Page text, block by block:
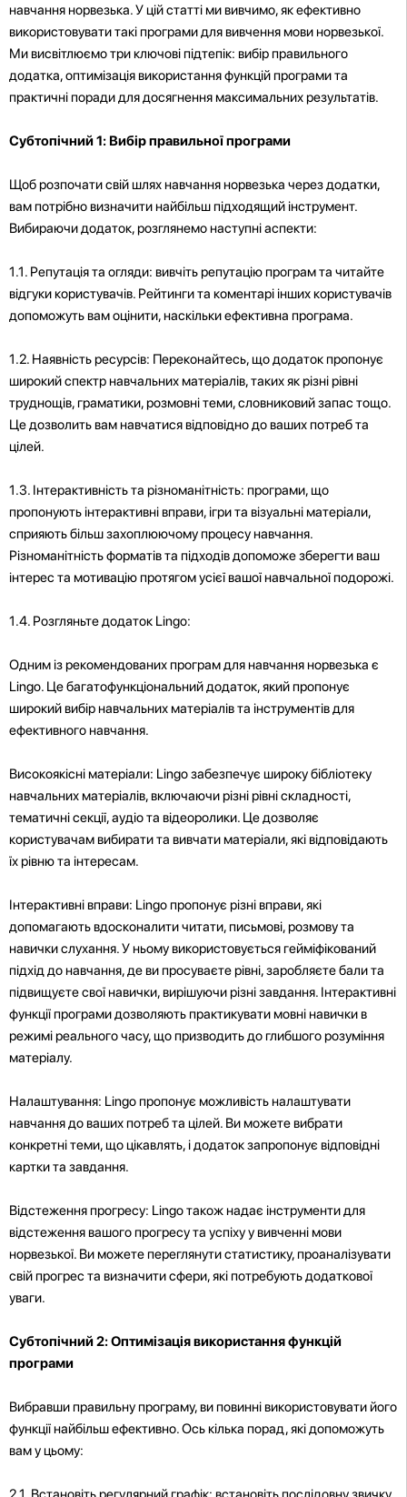
навчання норвезька. У цій статті ми вивчимо, як ефективно
використовувати такі програми для вивчення мови норвезької.
Ми висвітлюємо три ключові підтепік: вибір правильного
додатка, оптимізація використання функцій програми та
практичні поради для досягнення максимальних результатів.
Субтопічний 1: Вибір правильної програми
Щоб розпочати свій шлях навчання норвезька через додатки,
вам потрібно визначити найбільш підходящий інструмент.
Вибираючи додаток, розглянемо наступні аспекти:
1.1. Репутація та огляди: вивчіть репутацію програм та читайте
відгуки користувачів. Рейтинги та коментарі інших користувачів
допоможуть вам оцінити, наскільки ефективна програма.
1.2. Наявність ресурсів: Переконайтесь, що додаток пропонує
широкий спектр навчальних матеріалів, таких як різні рівні
труднощів, граматики, розмовні теми, словниковий запас тощо.
Це дозволить вам навчатися відповідно до ваших потреб та
цілей.
1.3. Інтерактивність та різноманітність: програми, що
пропонують інтерактивні вправи, ігри та візуальні матеріали,
сприяють більш захоплюючому процесу навчання.
Різноманітність форматів та підходів допоможе зберегти ваш
інтерес та мотивацію протягом усієї вашої навчальної подорожі.
1.4. Розгляньте додаток Lingo:
Одним із рекомендованих програм для навчання норвезька є
Lingo. Це багатофункціональний додаток, який пропонує
широкий вибір навчальних матеріалів та інструментів для
ефективного навчання.
Високоякісні матеріали: Lingo забезпечує широку бібліотеку
навчальних матеріалів, включаючи різні рівні складності,
тематичні секції, аудіо та відеоролики. Це дозволяє
користувачам вибирати та вивчати матеріали, які відповідають
їх рівню та інтересам.
Інтерактивні вправи: Lingo пропонує різні вправи, які
допомагають вдосконалити читати, письмові, розмову та
навички слухання. У ньому використовується гейміфікований
підхід до навчання, де ви просуваєте рівні, заробляєте бали та
підвищуєте свої навички, вирішуючи різні завдання. Інтерактивні
функції програми дозволяють практикувати мовні навички в
режимі реального часу, що призводить до глибшого розуміння
матеріалу.
Налаштування: Lingo пропонує можливість налаштувати
навчання до ваших потреб та цілей. Ви можете вибрати
конкретні теми, що цікавлять, і додаток запропонує відповідні
картки та завдання.
Відстеження прогресу: Lingo також надає інструменти для
відстеження вашого прогресу та успіху у вивченні мови
норвезької. Ви можете переглянути статистику, проаналізувати
свій прогрес та визначити сфери, які потребують додаткової
уваги.
Субтопічний 2: Оптимізація використання функцій
програми
Вибравши правильну програму, ви повинні використовувати його
функції найбільш ефективно. Ось кілька порад, які допоможуть
вам у цьому: